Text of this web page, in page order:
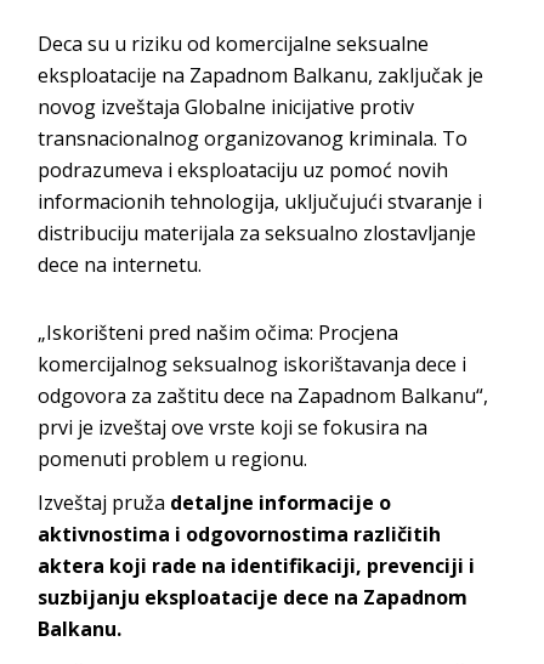
Deca su u riziku od komercijalne seksualne
eksploatacije na Zapadnom Balkanu, zaključak je
novog izveštaja Globalne inicijative protiv
transnacionalnog organizovanog kriminala. To
podrazumeva i eksploataciju uz pomoć novih
informacionih tehnologija, uključujući stvaranje i
distribuciju materijala za seksualno zlostavljanje
dece na internetu.
„Iskorišteni pred našim očima: Procjena
komercijalnog seksualnog iskorištavanja dece i
odgovora za zaštitu dece na Zapadnom Balkanu“,
prvi je izveštaj ove vrste koji se fokusira na
pomenuti problem u regionu.
Izveštaj pruža detaljne informacije o
aktivnostima i odgovornostima različitih
aktera koji rade na identifikaciji, prevenciji i
suzbijanju eksploatacije dece na Zapadnom
Balkanu.